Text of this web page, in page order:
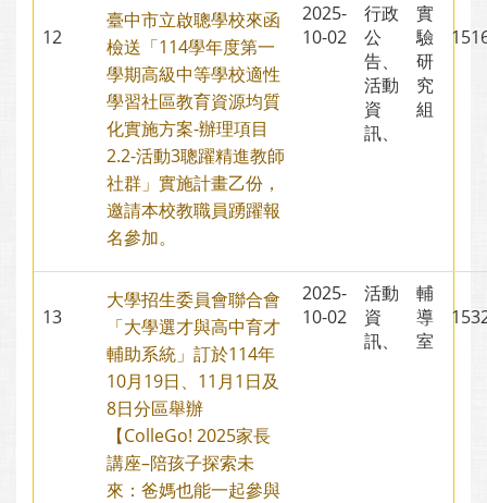
12
臺中市立啟聰學校來函
檢送「114學年度第一
學期高級中等學校適性
學習社區教育資源均質
化實施方案-辦理項目
2.2-活動3聰躍精進教師
社群」實施計畫乙份，
邀請本校教職員踴躍報
名參加。
2025-
10-02
行政
公
告、
活動
資
訊、
實
驗
研
究
組
13
大學招生委員會聯合會
「大學選才與高中育才
輔助系統」訂於114年
10月19日、11月1日及
8日分區舉辦
【ColleGo! 2025家長
講座–陪孩子探索未
來：爸媽也能一起參與
2025-
10-02
活動
資
訊、
輔
導
室